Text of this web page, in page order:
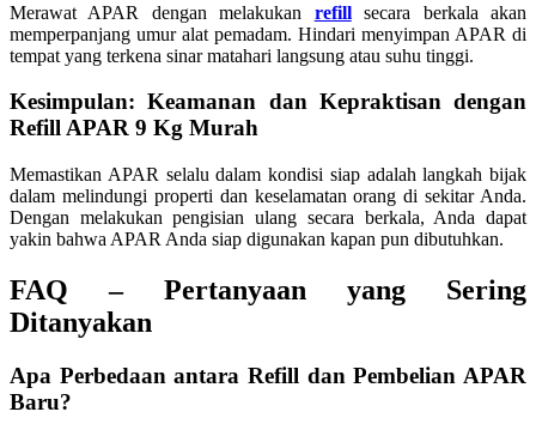
Merawat APAR dengan melakukan refillsecara berkala akan
memperpanjang umur alat pemadam. Hindari menyimpan APAR di
tempat yang terkena sinar matahari langsung atau suhu tinggi.
Kesimpulan: Keamanan dan Kepraktisan dengan
Refill APAR 9 Kg Murah
Memastikan APAR selalu dalam kondisi siap adalah langkah bijak
dalam melindungi properti dan keselamatan orang di sekitar Anda.
Dengan melakukan pengisian ulang secara berkala, Anda dapat
yakin bahwa APAR Anda siap digunakan kapan pun dibutuhkan.
FAQ – Pertanyaan yang Sering
Ditanyakan
Apa Perbedaan antara Refill dan Pembelian APAR
Baru?